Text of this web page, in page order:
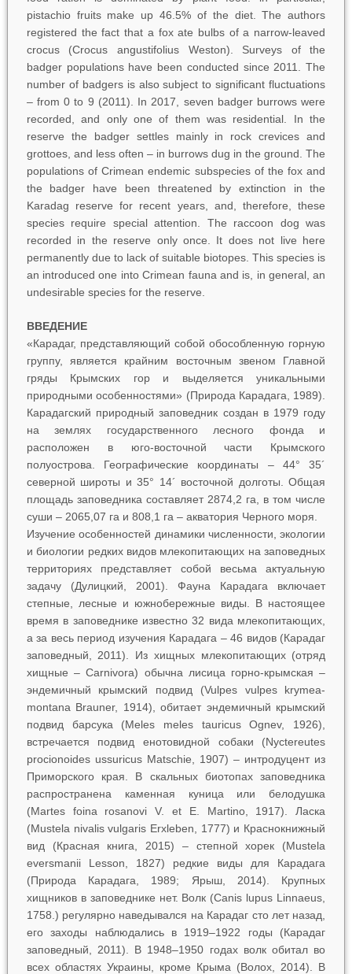
pistachio fruits make up 46.5% of the diet. The authors
registered the fact that a fox ate bulbs of a narrow-leaved
crocus (Crocus angustifolius Weston). Surveys of the
badger populations have been conducted since 2011. The
number of badgers is also subject to significant fluctuations
– from 0 to 9 (2011). In 2017, seven badger burrows were
recorded, and only one of them was residential. In the
reserve the badger settles mainly in rock crevices and
grottoes, and less often – in burrows dug in the ground. The
populations of Crimean endemic subspecies of the fox and
the badger have been threatened by extinction in the
Karadag reserve for recent years, and, therefore, these
species require special attention. The raccoon dog was
recorded in the reserve only once. It does not live here
permanently due to lack of suitable biotopes. This species is
an introduced one into Crimean fauna and is, in general, an
undesirable species for the reserve.
ВВЕДЕНИЕ
«Карадаг, представляющий собой обособленную горную
группу, является крайним восточным звеном Главной
гряды Крымских гор и выделяется уникальными
природными особенностями» (Природа Карадага, 1989).
Карадагский природный заповедник создан в 1979 году
на землях государственного лесного фонда и
расположен в юго-восточной части Крымского
полуострова. Географические координаты – 44° 35´
северной широты и 35° 14´ восточной долготы. Общая
площадь заповедника составляет 2874,2 га, в том числе
суши – 2065,07 га и 808,1 га – акватория Черного моря.
Изучение особенностей динамики численности, экологии
и биологии редких видов млекопитающих на заповедных
территориях представляет собой весьма актуальную
задачу (Дулицкий, 2001). Фауна Карадага включает
степные, лесные и южнобережные виды. В настоящее
время в заповеднике известно 32 вида млекопитающих,
а за весь период изучения Карадага – 46 видов (Карадаг
заповедный, 2011). Из хищных млекопитающих (отряд
хищные – Carnivora) обычна лисица горно-крымская –
эндемичный крымский подвид (Vulpes vulpes krymea-
montana Brauner, 1914), обитает эндемичный крымский
подвид барсука (Meles meles tauricusOgnev, 1926),
встречается подвид енотовидной собаки (Nyctereutes
procionoides ussuricus Matschie, 1907) – интродуцент из
Приморского края. В скальных биотопах заповедника
распространена каменная куница или белодушка
(Martes foina rosanovi
V. et E. Martino, 1917). Ласка
(Mustela nivalis vulgaris Erxleben, 1777) и Краснокнижный
вид (Красная книга, 2015) – степной хорек (Mustela
eversmanii
Lesson, 1827) редкие виды для Карадага
(Природа Карадага, 1989; Ярыш, 2014). Крупных
хищников в заповеднике нет. Волк (Canis lupus Linnaeus,
1758.) регулярно наведывался на Карадаг сто лет назад,
его заходы наблюдались в 1919–1922 годы (Карадаг
заповедный, 2011). В 1948–1950 годах волк обитал во
всех областях Украины, кроме Крыма (Волох, 2014). В